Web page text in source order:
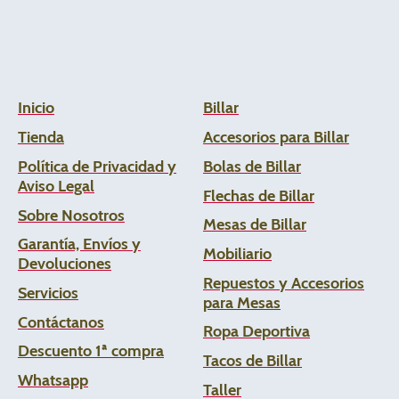
Inicio
Tienda
Política de Privacidad y
Aviso Legal
Sobre Nosotros
Garantía, Envíos y
Devoluciones
Servicios
Contáctanos
Descuento 1ª compra
Whatsapp
Billar
Accesorios para Billar
Bolas de Billar
Flechas de Billar
Mesas de Billar
Mobiliario
Repuestos y Accesorios
para Mesas
Ropa Deportiva
Tacos de Billar
Taller